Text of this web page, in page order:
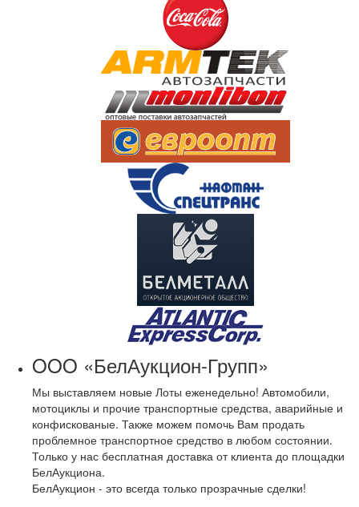
OOO «БелАукцион-Групп»
Мы выставляем новые Лоты еженедельно! Автомобили,
мотоциклы и прочие транспортные средства, аварийные и
конфискованые. Также можем помочь Вам продать
проблемное транспортное средство в любом состоянии.
Только у нас бесплатная доставка от клиента до площадки
БелАукциона.
БелАукцион - это всегда только прозрачные сделки!